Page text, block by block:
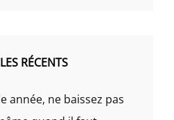
RÉCENTS
année, ne baissez pas